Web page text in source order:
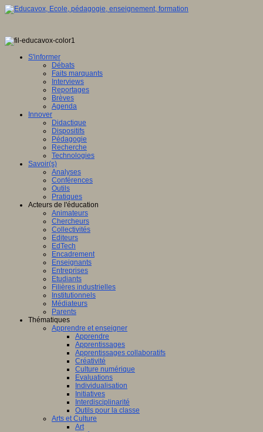
S'informer
Débats
Faits marquants
Interviews
Reportages
Brèves
Agenda
Innover
Didactique
Dispositifs
Pédagogie
Recherche
Technologies
Savoir(s)
Analyses
Conférences
Outils
Pratiques
Acteurs de l'éducation
Animateurs
Chercheurs
Collectivités
Editeurs
EdTech
Encadrement
Enseignants
Entreprises
Etudiants
Filières industrielles
Institutionnels
Médiateurs
Parents
Thématiques
Apprendre et enseigner
Apprendre
Apprentissages
Apprentissages collaboratifs
Créativité
Culture numérique
Evaluations
Individualisation
Initiatives
Interdisciplinarité
Outils pour la classe
Arts et Culture
Art